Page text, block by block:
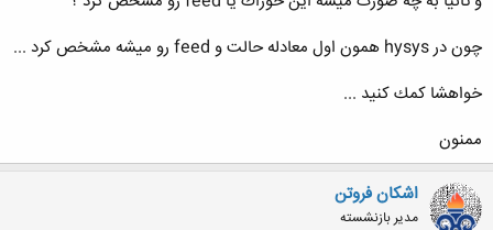
چون در hysys همون اول معادله حالت و feed رو ميشه مشخص كرد ...
خواهشا كمك كنيد ...
ممنون
اشکان فروتن
مدیر بازنشسته